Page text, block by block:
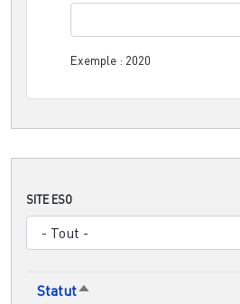
Exemple : 2020
SITE ESO
StatutTrier par ordre décroissant